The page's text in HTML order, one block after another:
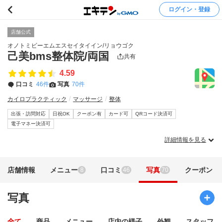
ログイン・登録
店舗公式
オノトミビーエムエスセイタイイン/リョウゴク
己美bms整体院/両国 共有
4.59
口コミ 46件 写真 70件
カイロプラクティック マッサージ 整体
出張・訪問対応 日祝OK クーポン有 カード可
QRコード決済可
電子マネー決済可
詳細情報を見る
店舗情報 メニュー 8 口コミ 46 写真 70 クーポン
写真